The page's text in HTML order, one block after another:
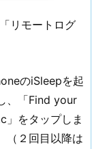
リモートログ
のiSleepを起
、「Find your
」をタップしま
（２回目以降は